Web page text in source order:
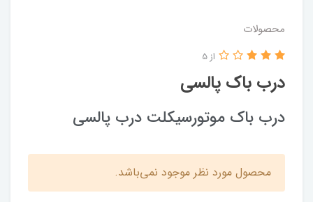
محصولات
درب باک پالسی
از 5
درب باک موتورسیکلت درب پالسی
محصول مورد نظر موجود نمی‌باشد.